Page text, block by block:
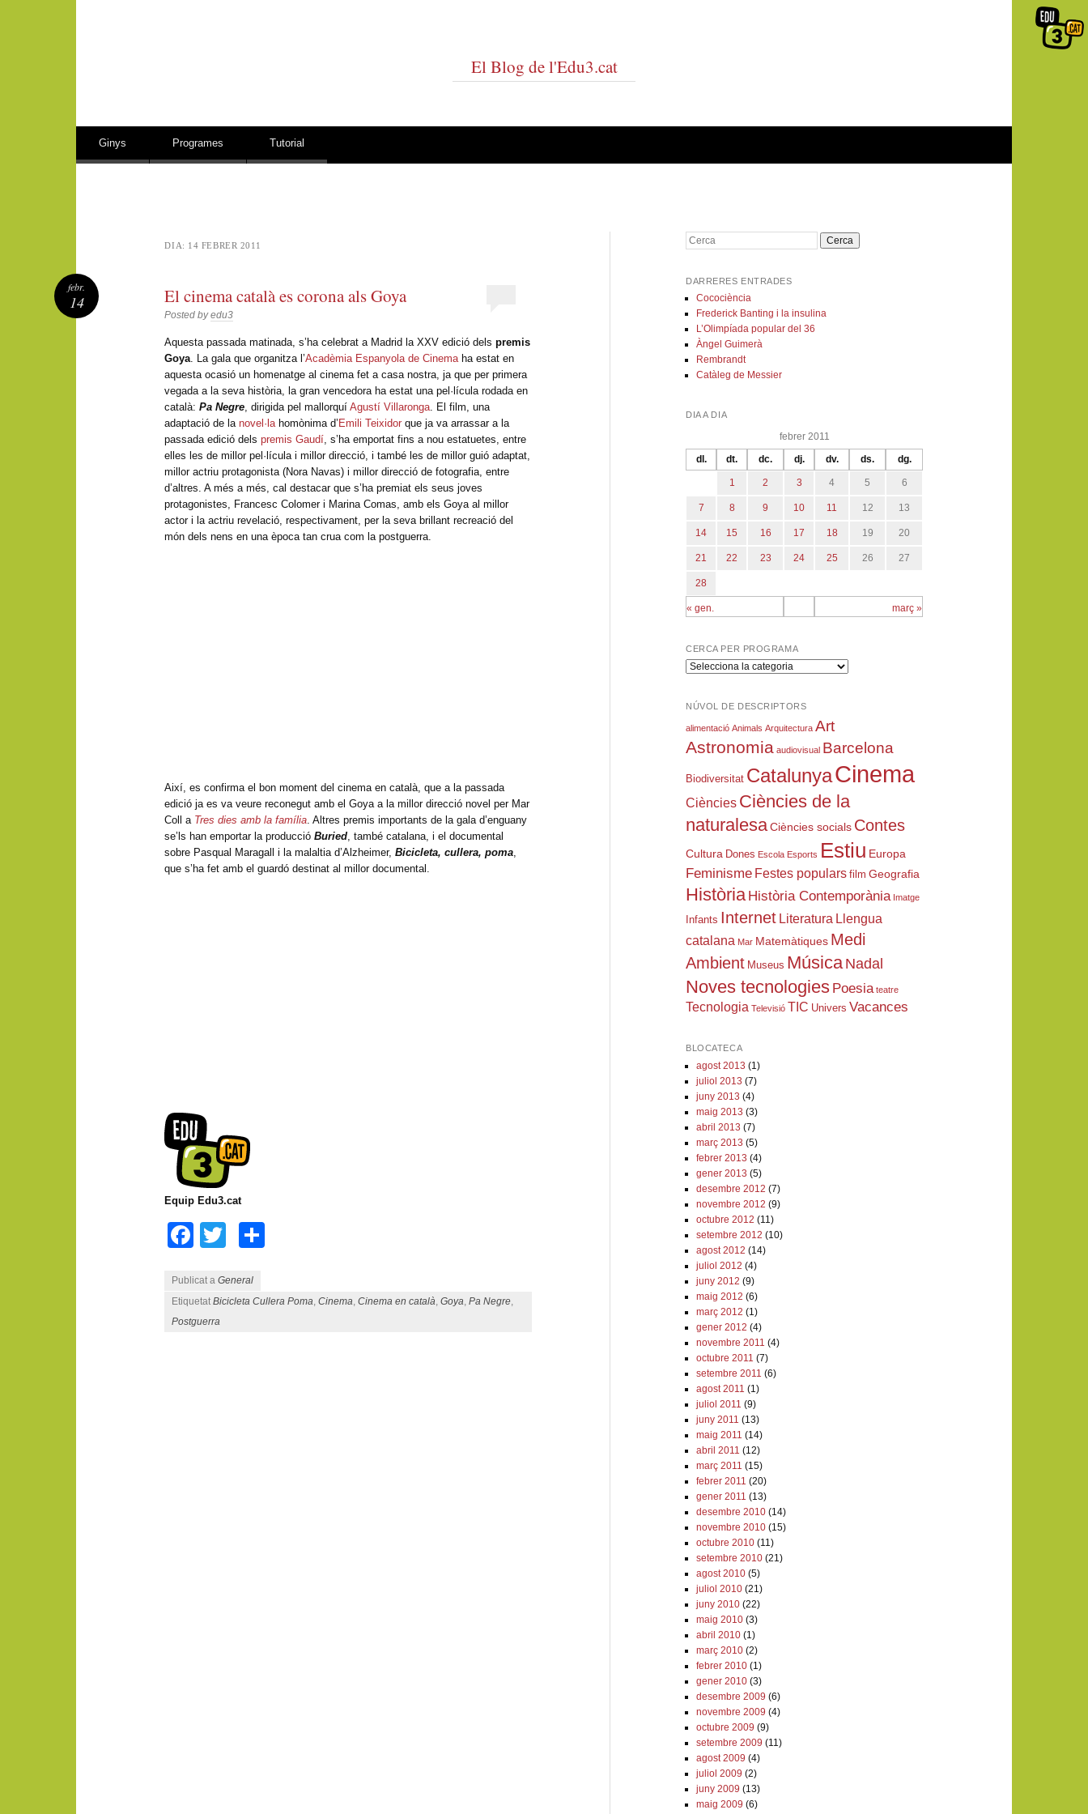
El Blog de l'Edu3.cat
Vés al contingut
Ginys Programes Tutorial
DIA: 14 FEBRER 2011
El cinema català es corona als Goya
Posted byedu3
Aquesta passada matinada, s’ha celebrat a Madrid la XXV edició delspremis
Goya . La gala que organitza l’Acadèmia Espanyola de Cinema ha estat en
aquesta ocasió un homenatge al cinema fet a casa nostra, ja que per primera
vegada a la seva història, la gran vencedora ha estat una pel·lícula rodada en
català:Pa Negre , dirigida pel mallorquíAgustí Villaronga . El film, una
adaptació de lanovel·la homònima d’ Emili Teixidor que ja va arrassar a la
passada edició delspremis Gaudí , s’ha emportat fins a nou estatuetes, entre
elles les de millor pel·lícula i millor direcció, i també les de millor guió adaptat,
millor actriu protagonista (Nora Navas) i millor direcció de fotografia, entre
d’altres. A més a més, cal destacar que s’ha premiat els seus joves
protagonistes, Francesc Colomer i Marina Comas, amb els Goya al millor
actor i la actriu revelació, respectivament, per la seva brillant recreació del
món dels nens en una època tan crua com la postguerra.
Així, es confirma el bon moment del cinema en català, que a la passada
edició ja es va veure reconegut amb el Goya a la millor direcció novel per Mar
Coll a Tres dies amb la família . Altres premis importants de la gala d’enguany
se’ls han emportar la produccióBuried , també catalana, i el documental
sobre Pasqual Maragall i la malaltia d’Alzheimer, Bicicleta, cullera, poma
que s’ha fet amb el guardó destinat al millor documental.
Equip Edu3.cat
Facebook
Twitter
Publicat aGeneral
EtiquetatBicicleta Cullera Poma,Cinema,Cinema en català,Goya,Pa Negre,
Postguerra
febr.
14
Cerca
DARRERES ENTRADES
Cocociència
Frederick Banting i la insulina
L’Olimpíada popular del 36
Àngel Guimerà
Rembrandt
Catàleg de Messier
DIA A DIA
febrer 2011
dl. dt. dc. dj. dv. ds. dg.
« gen. març »
1 2 3 4 5 6
7 8 9 10 11 12 13
14 15 16 17 18 19 20
21 22 23 24 25 26 27
28
CERCA PER PROGRAMA
Cerca
NÚVOL DE DESCRIPTORS
alimentació Animals Arquitectura Art
Astronomia audiovisual Barcelona
Biodiversitat CatalunyaCinema
Ciències Ciències de la
naturalesaCiències socials Contes
Cultura Dones Escola Esports Estiu Europa
Feminisme Festes populars film Geografia
Història Història Contemporània Imatge
Infants Internet Literatura Llengua
catalana Mar Matemàtiques Medi
Ambient Museus MúsicaNadal
Noves tecnologies Poesia teatre
Tecnologia Televisió TIC Univers Vacances
BLOCATECA
agost 2013 (1)
juliol 2013 (7)
juny 2013 (4)
maig 2013 (3)
abril 2013 (7)
març 2013 (5)
febrer 2013 (4)
gener 2013 (5)
desembre 2012 (7)
novembre 2012 (9)
octubre 2012 (11)
setembre 2012 (10)
agost 2012 (14)
juliol 2012 (4)
juny 2012 (9)
maig 2012 (6)
març 2012 (1)
gener 2012 (4)
novembre 2011 (4)
octubre 2011 (7)
setembre 2011 (6)
agost 2011 (1)
juliol 2011 (9)
juny 2011 (13)
maig 2011 (14)
abril 2011 (12)
març 2011 (15)
febrer 2011 (20)
gener 2011 (13)
desembre 2010 (14)
novembre 2010 (15)
octubre 2010 (11)
setembre 2010 (21)
agost 2010 (5)
juliol 2010 (21)
juny 2010 (22)
maig 2010 (3)
abril 2010 (1)
març 2010 (2)
febrer 2010 (1)
gener 2010 (3)
desembre 2009 (6)
novembre 2009 (4)
octubre 2009 (9)
setembre 2009 (11)
agost 2009 (4)
juliol 2009 (2)
juny 2009 (13)
maig 2009 (6)